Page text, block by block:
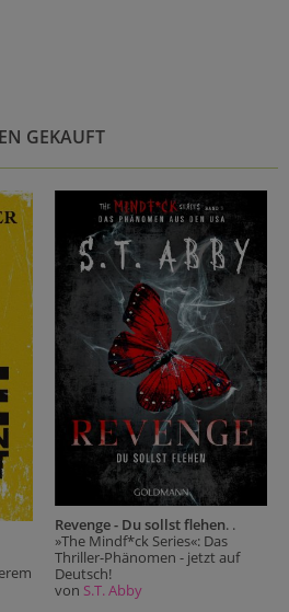
GEKAUFT
Revenge - Du sollst flehen. .
»The Mindf*ck Series«: Das
Thriller-Phänomen - jetzt auf
Deutsch!
von S.T. Abby